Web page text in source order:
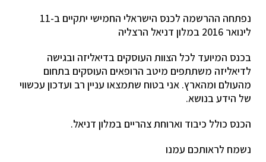
נפתחה ההרשמה לכנס הישראלי החמישי יתקיים ב-11
לינואר 2016 במלון דניאל הרצליה
בכנס המיועד לכל הצוות העוסקים בדיאליזה ובגישה
לדיאליזה משתתפים מיטב הרופאים העוסקים בתחום
מהעולם ומהארץ. אני בטוח שתמצאו עניין רב ועדכון עכשווי
של הידע בנושא.
הכנס כולל כיבוד וארוחת צהריים במלון דניאל.
נשמח לראותכם עמנו